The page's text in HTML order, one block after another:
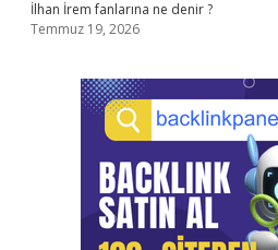
İlhan İrem fanlarına ne denir ?
Temmuz 19, 2026